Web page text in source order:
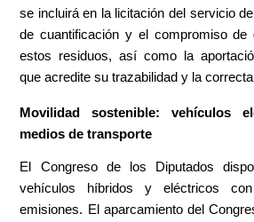
se incluirá en la licitación del servicio
de cuantificación y el compromiso de
estos residuos, así como la
que acredite su trazabilidad y la
Movilidad sostenible: vehículos
medios de transporte
El Congreso de los Diputados
vehículos híbridos y eléctricos
emisiones. El aparcamiento del